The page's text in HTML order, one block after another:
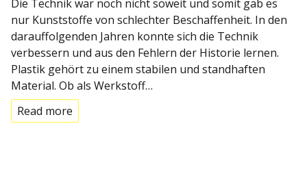
Die Technik war noch nicht soweit und somit gab es
nur Kunststoffe von schlechter Beschaffenheit. In den
darauffolgenden Jahren konnte sich die Technik
verbessern und aus den Fehlern der Historie lernen.
Plastik gehört zu einem stabilen und standhaften
Material. Ob als Werkstoff…
Read more